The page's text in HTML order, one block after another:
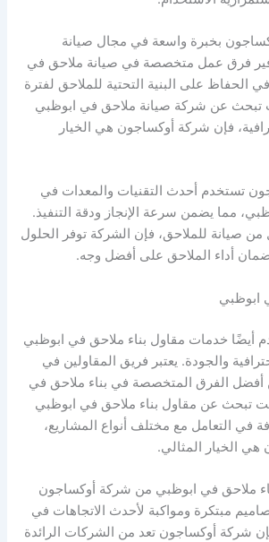
بخبرة واسعة في مجال صيانة
فرق عمل متخصصة في صيانة ملاحق في
الحفاظ على البنية التحتية للملاحق لفترة
تبحث عن شركة صيانة ملاحق في ابوظبي
فإن شركة أوكساجون هي الخيار
تستخدم أحدث التقنيات والمعدات في
مما يضمن سرعة الإنجاز ودقة التنفيذ.
من صيانة للملاحق، فإن الشركة توفر الحلول
أداء الملاحق على أفضل وجه.
ابوظبي
أيضًا خدمات مقاول بناء ملاحق في ابوظبي
والجودة. يعتبر فريق المقاولين في
الفرق المتخصصة في بناء ملاحق في
تبحث عن مقاول بناء ملاحق في ابوظبي
في التعامل مع مختلف أنواع المشاريع،
الخيار المثالي.
ملاحق في ابوظبي من شركة أوكساجون
مبتكرة ومواكبة لأحدث الاتجاهات في
شركة أوكساجون تعد من الشركات الرائدة